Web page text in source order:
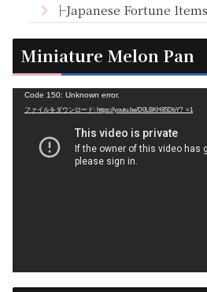
├Japanese Fortune Items
Miniature Melon Pan
Code 150: Unknown error.
ファイルをダウンロード: https://youtu.be/D0LBKH85DbY?_=1